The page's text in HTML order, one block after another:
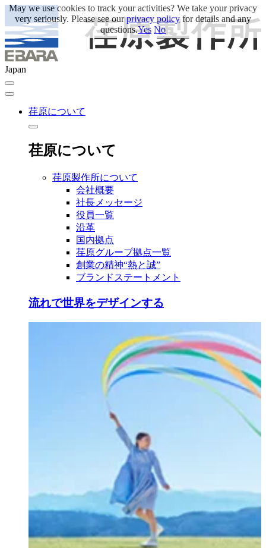
Japan
荏原について
荏原について
荏原製作所について
会社概要
社長メッセージ
役員一覧
沿革
国内拠点
荏原グループ拠点一覧
創業の精神“熱と誠”
ブランドステートメント
流れで世界をデザインする
May we use cookies to track your activities? We take your privacy
very seriously. Please see ourprivacy policyfor details and any
questions.Yes No